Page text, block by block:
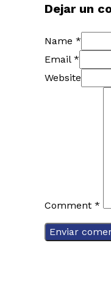
Dejar un
Name *
Email *
Website
Comment *